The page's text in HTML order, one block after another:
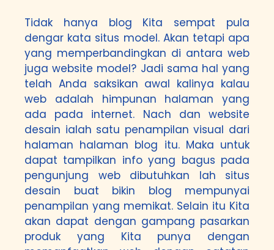
Tidak hanya blog Kita sempat pula
dengar kata situs model. Akan tetapi apa
yang memperbandingkan di antara web
juga website model? Jadi sama hal yang
telah Anda saksikan awal kalinya kalau
web adalah himpunan halaman yang
ada pada internet. Nach dan website
desain ialah satu penampilan visual dari
halaman halaman blog itu. Maka untuk
dapat tampilkan info yang bagus pada
pengunjung web dibutuhkan lah situs
desain buat bikin blog mempunyai
penampilan yang memikat. Selain itu Kita
akan dapat dengan gampang pasarkan
produk yang Kita punya dengan